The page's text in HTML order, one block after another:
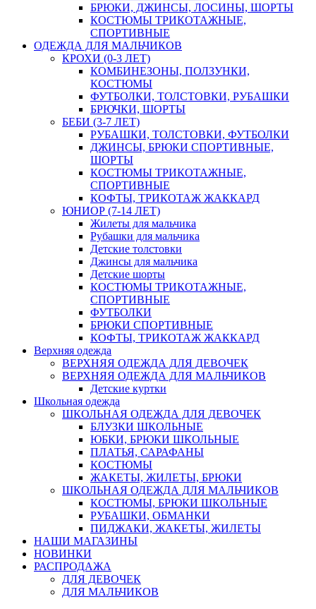
БРЮКИ, ДЖИНСЫ, ЛОСИНЫ, ШОРТЫ
КОСТЮМЫ ТРИКОТАЖНЫЕ,
СПОРТИВНЫЕ
ОДЕЖДА ДЛЯ МАЛЬЧИКОВ
КРОХИ (0-3 ЛЕТ)
КОМБИНЕЗОНЫ, ПОЛЗУНКИ,
КОСТЮМЫ
ФУТБОЛКИ, ТОЛСТОВКИ, РУБАШКИ
БРЮЧКИ, ШОРТЫ
БЕБИ (3-7 ЛЕТ)
РУБАШКИ, ТОЛСТОВКИ, ФУТБОЛКИ
ДЖИНСЫ, БРЮКИ СПОРТИВНЫЕ,
ШОРТЫ
КОСТЮМЫ ТРИКОТАЖНЫЕ,
СПОРТИВНЫЕ
КОФТЫ, ТРИКОТАЖ ЖАККАРД
ЮНИОР (7-14 ЛЕТ)
Жилеты для мальчика
Рубашки для мальчика
Детские толстовки
Джинсы для мальчика
Детские шорты
КОСТЮМЫ ТРИКОТАЖНЫЕ,
СПОРТИВНЫЕ
ФУТБОЛКИ
БРЮКИ СПОРТИВНЫЕ
КОФТЫ, ТРИКОТАЖ ЖАККАРД
Верхняя одежда
ВЕРХНЯЯ ОДЕЖДА ДЛЯ ДЕВОЧЕК
ВЕРХНЯЯ ОДЕЖДА ДЛЯ МАЛЬЧИКОВ
Детские куртки
Школьная одежда
ШКОЛЬНАЯ ОДЕЖДА ДЛЯ ДЕВОЧЕК
БЛУЗКИ ШКОЛЬНЫЕ
ЮБКИ, БРЮКИ ШКОЛЬНЫЕ
ПЛАТЬЯ, САРАФАНЫ
КОСТЮМЫ
ЖАКЕТЫ, ЖИЛЕТЫ, БРЮКИ
ШКОЛЬНАЯ ОДЕЖДА ДЛЯ МАЛЬЧИКОВ
КОСТЮМЫ, БРЮКИ ШКОЛЬНЫЕ
РУБАШКИ, ОБМАНКИ
ПИДЖАКИ, ЖАКЕТЫ, ЖИЛЕТЫ
НАШИ МАГАЗИНЫ
НОВИНКИ
РАСПРОДАЖА
ДЛЯ ДЕВОЧЕК
ДЛЯ МАЛЬЧИКОВ